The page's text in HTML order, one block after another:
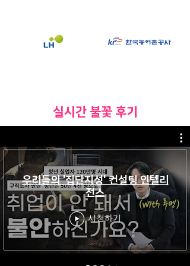
​실시간 불꽃 후기
우리들의 '집단지성' 컨설팅 인텔리
전스
시청하기